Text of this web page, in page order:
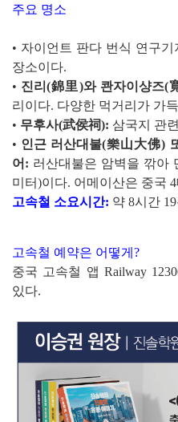
주요 명소
• 자이언트 판다 번식 연구
장소이다.
• 진리(錦里)와 콴자이샹즈(
리이다. 다양한 먹거리가 가
• 무후사(武侯祠): 삼국지 관
• 인근 러산대불(樂山大佛)
어: 러산대불은 암벽을 깎아
미터)이다. 어메이산은 중국
고속철 소요시간: 약 8시간
고속철 예약은 어떻게?
중국 고속철 앱 Railway
있다.